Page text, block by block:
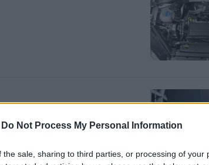
Do Not Process My Personal Information
the sale, sharing to third parties, or processing of your
vinst sedan 2008, tack